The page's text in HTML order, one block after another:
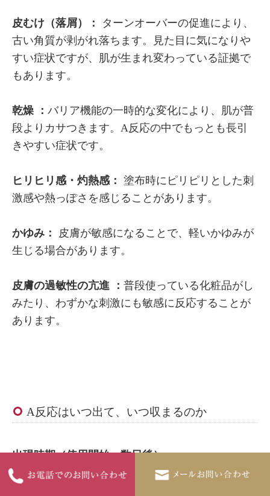
皮むけ（落屑）：
ターンオーバーの促進により、
古い角質が剥がれ落ちます。見た目に気になりや
すい症状ですが、肌が生まれ変わっている証拠で
もあります。
乾燥 ： バリア機能の一時的な変化により、肌が普
段よりカサつきます。A反応の中でもっとも長引
きやすい症状です。
ヒリヒリ感・灼熱感： 塗布時にピリピリとした刺
激感や熱っぽさを感じることがあります。
かゆみ：
皮膚が敏感になることで、軽いかゆみが
生じる場合があります。
皮膚の過敏性の亢進 ： 普段使っている化粧品がし
みたり、わずかな刺激にも敏感に反応することが
あります。
A反応はいつ出て、いつ収まるのか
出現時期（使用開始〜数日後）
多くの場合、レチノイドを使い始めて数日〜1週間